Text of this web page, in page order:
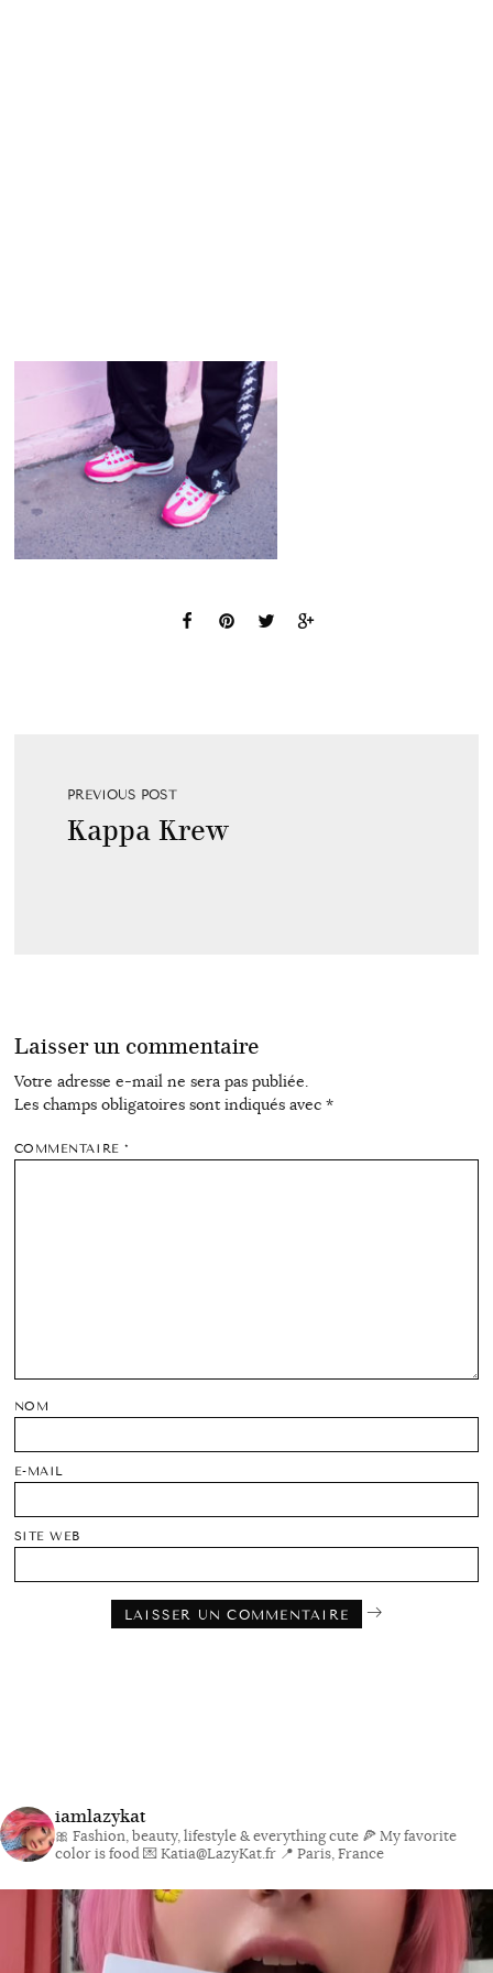
PREVIOUS POST
Kappa Krew
Laisser un commentaire
Votre adresse e-mail ne sera pas publiée.
Les champs obligatoires sont indiqués avec *
COMMENTAIRE*
NOM
E-MAIL
SITE WEB
iamlazykat
🎀 Fashion, beauty, lifestyle & everything cute 🍕 My favorite
color is food💌 Katia@LazyKat.fr 📍 Paris, France